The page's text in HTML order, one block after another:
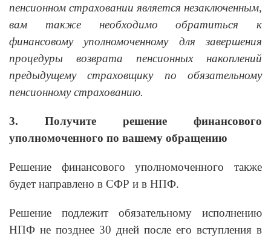
пенсионном страховании является незаключенным,
вам также необходимо обратиться к
финансовому уполномоченному для завершения
процедуры возврата пенсионных накоплений
предыдущему страховщику по обязательному
пенсионному страхованию.
3. Получите решение финансового
уполномоченного по вашему обращению
Решение финансового уполномоченного также
будет направлено в СФР и в НПФ.
Решение подлежит обязательному исполнению
НПФ не позднее 30 дней после его вступления в